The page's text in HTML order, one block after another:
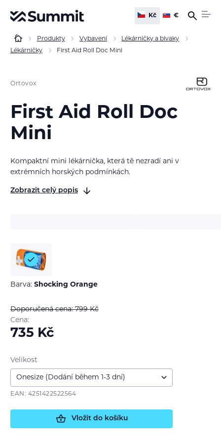
Kč €
Produkty Vybavení
Lékárničky a bivaky
Lékárničky
First Aid Roll Doc Mini
Ortovox
First Aid Roll Doc
Mini
Kompaktní mini lékárnička, která tě nezradí ani v
extrémních horských podmínkách.
Zobrazit celý popis
Barva: Shocking Orange
Doporučená cena: 799Kč
Cena:
735 Kč
Velikost
EAN: 4251422522564
Vložit do košíku